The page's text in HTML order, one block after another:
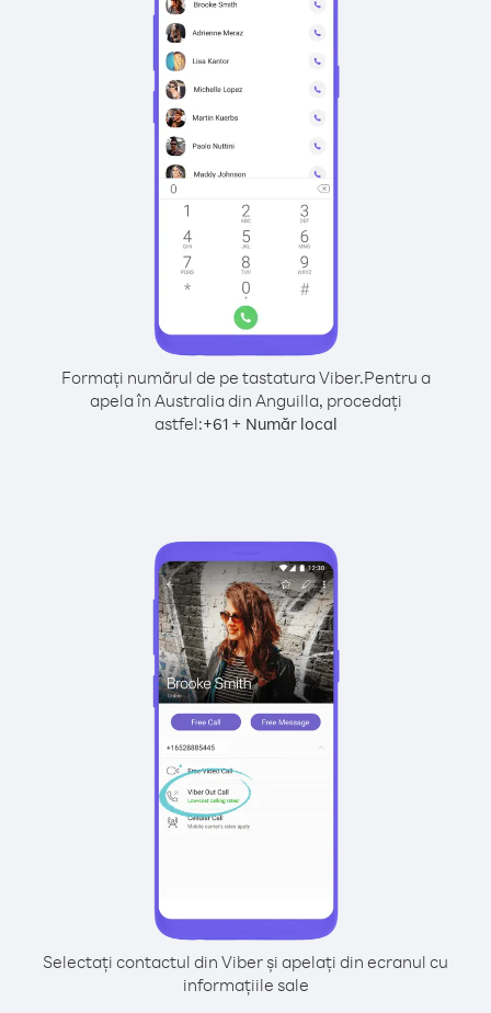
Formați numărul de pe tastatura Viber.Pentru a
apela în Australia din Anguilla, procedați
astfel:+61+ Număr local
Selectați contactul din Viber și apelați din ecranul cu
informațiile sale